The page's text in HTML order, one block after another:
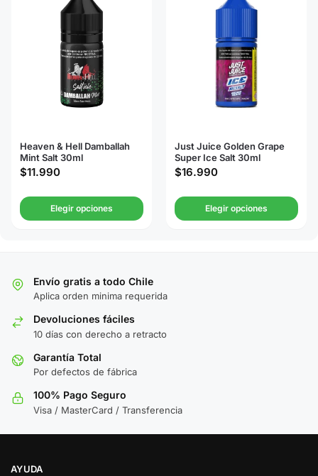
Heaven & Hell Damballah
Mint Salt 30ml
$11.990
Elegir opciones
Just Juice Golden Grape
Super Ice Salt 30ml
$16.990
Elegir opciones
Envío gratis a todo Chile
Aplica orden minima requerida
Devoluciones fáciles
10 días con derecho a retracto
Garantía Total
Por defectos de fábrica
100% Pago Seguro
Visa / MasterCard / Transferencia
AYUDA